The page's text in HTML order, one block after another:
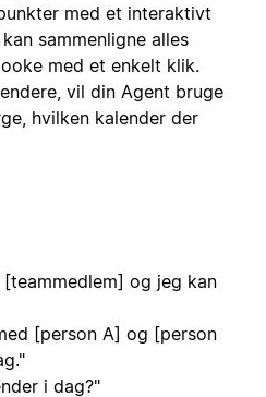
med et interaktivt
sammenligne alles
med et enkelt klik.
vil din Agent bruge
hvilken kalender der
og jeg kan
[person A] og [person
i dag?"